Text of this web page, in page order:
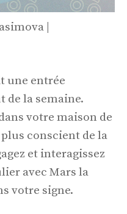
|
une entrée
de la semaine.
votre maison de
conscient de la
et interagissez
avec Mars la
votre signe.